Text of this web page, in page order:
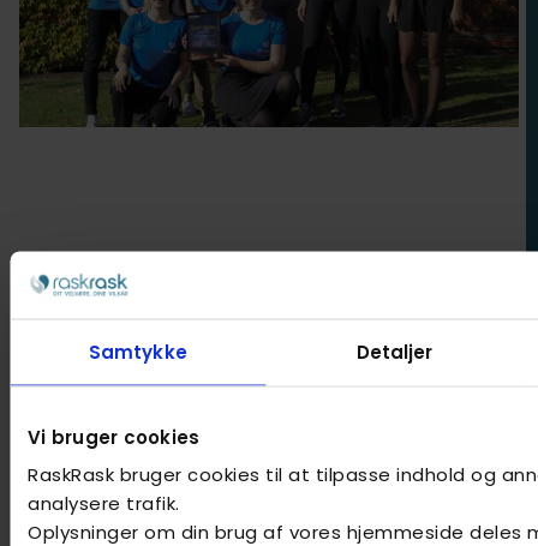
Samtykke Detaljer
Vi bruger cookies
RaskRask bruger cookies til at tilpasse indhold og
analysere trafik.
Oplysninger om din brug af vores hjemmeside deles
Stress
Søvnkvalitet